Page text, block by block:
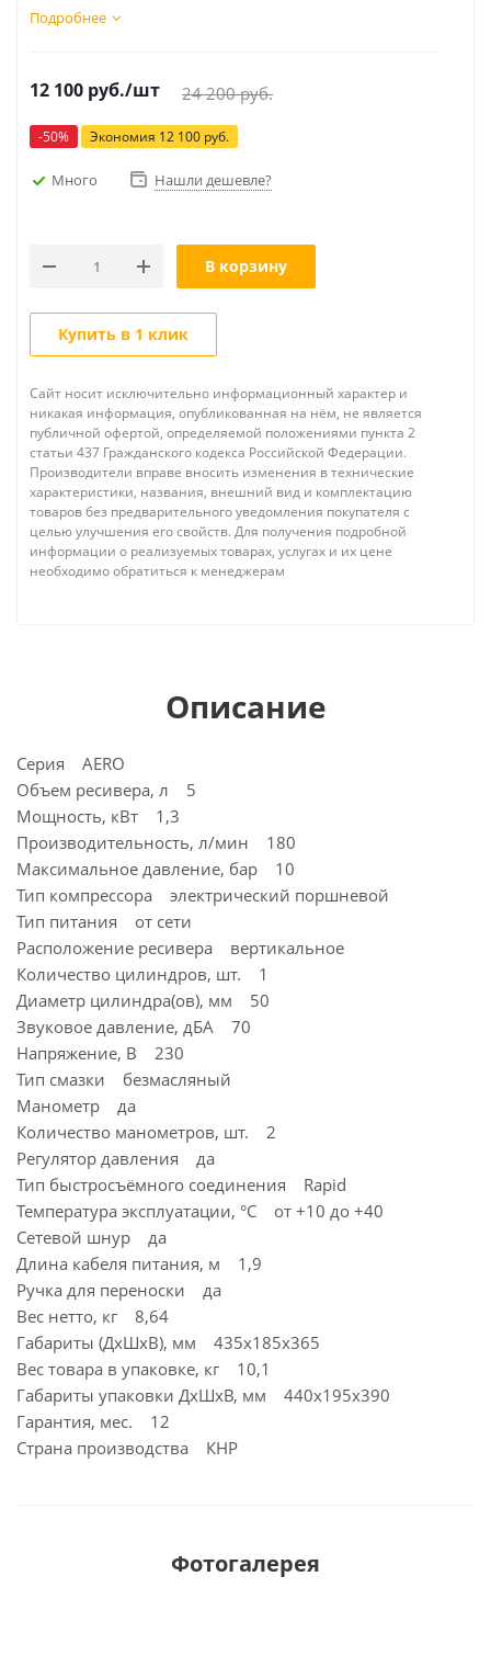
Подробнее
12 100 руб./шт 24 200руб.
-50% Экономия 12 100 руб.
Много Нашли дешевле?
В корзину
Купить в 1 клик
Сайт носит исключительно информационный характер и
никакая информация, опубликованная на нём, не является
публичной офертой, определяемой положениями пункта 2
статьи 437 Гражданского кодекса Российской Федерации.
Производители вправе вносить изменения в технические
характеристики, названия, внешний вид и комплектацию
товаров без предварительного уведомления покупателя с
целью улучшения его свойств. Для получения подробной
информации о реализуемых товарах, услугах и их цене
необходимо обратиться к менеджерам
Описание
Серия AERO
Объем ресивера, л 5
Мощность, кВт 1,3
Производительность, л/мин 180
Максимальное давление, бар 10
Тип компрессора электрический поршневой
Тип питания от сети
Расположение ресивера вертикальное
Количество цилиндров, шт. 1
Диаметр цилиндра(ов), мм 50
Звуковое давление, дБА 70
Напряжение, В 230
Тип смазки безмасляный
Манометр да
Количество манометров, шт. 2
Регулятор давления да
Тип быстросъёмного соединения Rapid
Температура эксплуатации, °C от +10 до +40
Сетевой шнур да
Длина кабеля питания, м 1,9
Ручка для переноски да
Вес нетто, кг 8,64
Габариты (ДхШхВ), мм 435х185х365
Вес товара в упаковке, кг 10,1
Габариты упаковки ДхШхВ, мм 440x195x390
Гарантия, мес. 12
Страна производства КНР
Фотогалерея